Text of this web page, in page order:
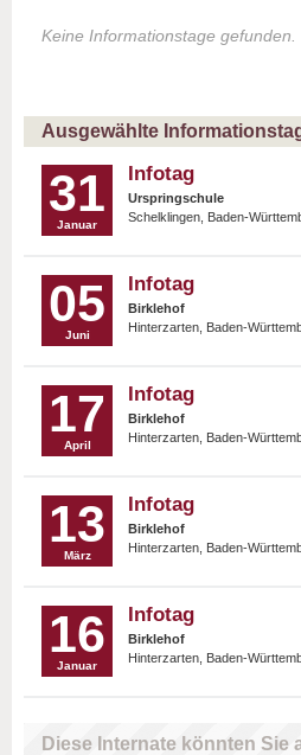
Keine Informationstage gefunden.
Ausgewählte
31
Januar
Infotag
Urspringschule
Schelklingen, Baden-
05
Juni
Infotag
Birklehof
Hinterzarten, Baden-
17
April
Infotag
Birklehof
Hinterzarten, Baden-
13
März
Infotag
Birklehof
Hinterzarten, Baden-
16
Januar
Infotag
Birklehof
Hinterzarten, Baden-
Diese Internate könnten Sie